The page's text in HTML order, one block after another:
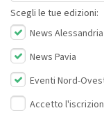
Scegli le tue edizioni:
News Alessandria
News Pavia
Eventi Nord-
Accetto